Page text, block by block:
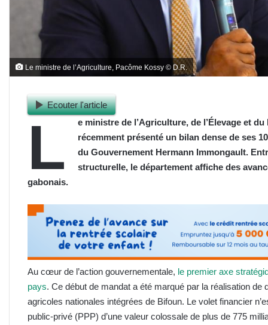
Le ministre de l’Agriculture, Pacôme Kossy © D.R.
Ecouter l'article
L
e ministre de l’Agriculture, de l’Élevage et
récemment présenté un bilan dense de ses
du Gouvernement Hermann Immongault.
structurelle, le département affiche des
gabonais.
Au cœur de l’action gouvernementale, le premier axe
pays. Ce début de mandat a été marqué par la réalisation
agricoles nationales intégrées de Bifoun. Le volet financier
public-privé (PPP) d’une valeur colossale de plus de 775